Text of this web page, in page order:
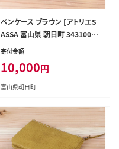
ペンケース ブラウン [アトリエS
ASSA 富山県 朝日町 3431005
8]
寄付金額
10,000円
富山県朝日町